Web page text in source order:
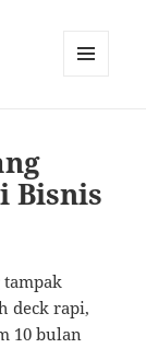
Bisnis
tampak
deck rapi,
10 bulan